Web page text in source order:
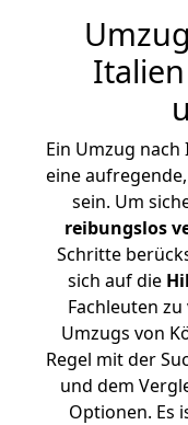
Ein Umzug
eine
sein. Um
reibungslos
Schritte
sich auf die
Fachleuten
Umzugs von
Regel mit der
und dem
Optionen. Es